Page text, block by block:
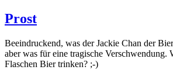
Prost
Beeindruckend, was der Jackie Chan der
aber was für eine tragische Verschwendung.
Flaschen Bier trinken? ;-)